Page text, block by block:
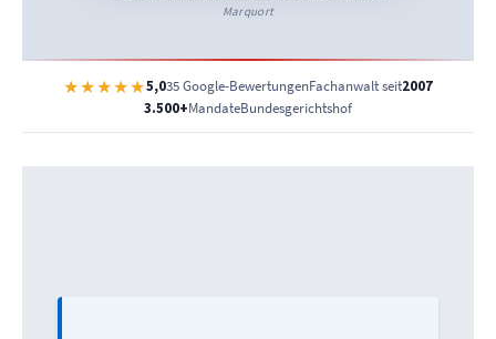
Marquort
★★★★★5,035 Google-BewertungenFachanwalt seit2007
3.500+MandateBundesgerichtshof